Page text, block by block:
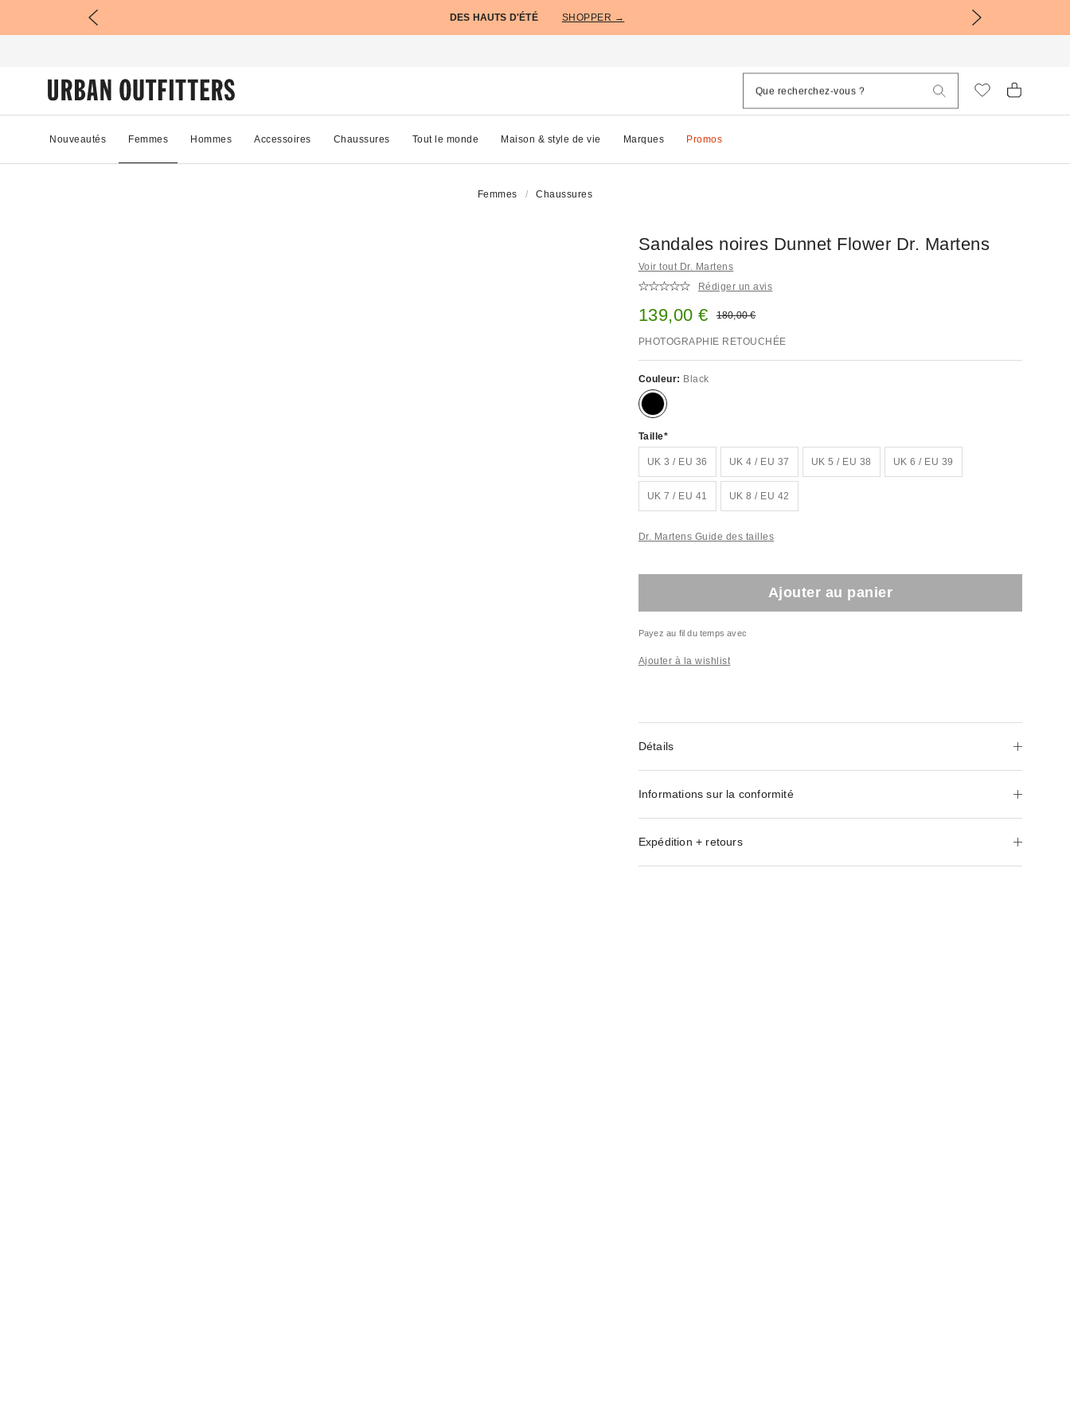
DES HAUTS D'ÉTÉ SHOPPER →
Nouveautés Femmes Hommes Accessoires Chaussures Tout le monde Maison & style de vie Marques Promos
Femmes Chaussures
Sandales noires Dunnet Flower Dr. Martens
Voir tout Dr. Martens
Rédiger un avis
Prix remisé :
139,00 € Prix d'origine :
180,00 €
PHOTOGRAPHIE RETOUCHÉE
Couleur: Black
Taille
UK 3 / EU 36 UK 4 / EU 37 UK 5 / EU 38 UK 6 / EU 39
UK 7 / EU 41 UK 8 / EU 42
Dr. Martens Guide des tailles
Ajouter au panier
Payez au fil du temps avec
Ajouter à la wishlist
Détails
Informations sur la conformité
Expédition + retours